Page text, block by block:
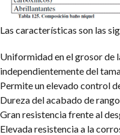
Las características son las
Uniformidad en el grosor de
independientemente del
Permite un elevado control
Dureza del acabado de
Gran resistencia frente al
Elevada resistencia a la